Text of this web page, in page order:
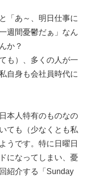
「あ～、明日仕事に
週間憂鬱だぁ」なん
か？
も）、多くの人が一
自身も会社員時代に
本人特有のものなの
ても（少なくとも私
うです。特に日曜日
になってしまい、憂
紹介する「Sunday